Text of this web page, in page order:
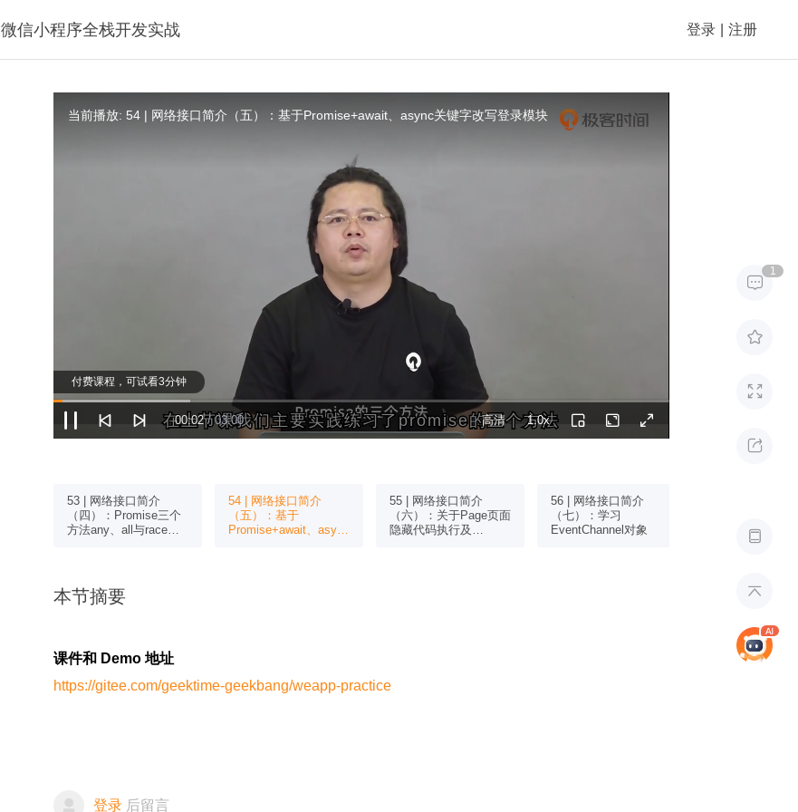
微信小程序全栈开发实战 登录 注册

1





当前播放: 54 | 网络接口简介（五）：基于Promise+await、async关键字改写登录模块
在上节课我们主要实践练习了promise的三个方法
在上节课我们主要实践练习了promise的三个方法
00:02/ 03:00 高清 1.0x
付费课程，可试看3分钟
53 | 网络接口简介
（四）：Promise三个
方法any、all与race的
54 | 网络接口简介
（五）：基于
Promise+await、async
55 | 网络接口简介
（六）：关于Page页面
隐藏代码执行及
56 | 网络接口简介
（七）：学习
EventChannel对象
绍及Event模块
本节摘要
课件和 Demo 地址
https://gitee.com/geektime-geekbang/weapp-practice
登录 后留言